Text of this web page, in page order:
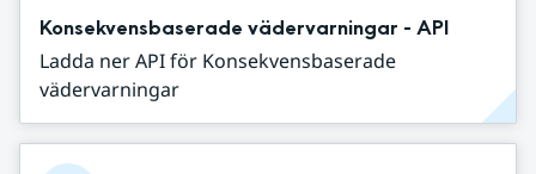
Konsekvensbaserade vädervarningar - API
Ladda ner API för Konsekvensbaserade
vädervarningar